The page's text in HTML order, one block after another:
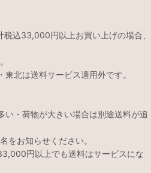
込33,000円以上お買い上げの場合、
北は送料サービス適用外です。
・荷物が大きい場合は別途送料が追
をお知らせください。
円以上でも送料はサービスにな